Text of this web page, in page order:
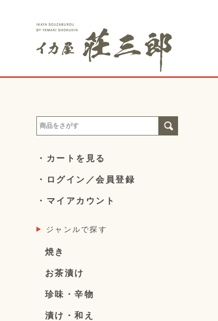
カートを見る
ログイン／会員登録
マイアカウント
ジャンルで探す
焼き
お茶漬け
珍味・辛物
漬け・和え